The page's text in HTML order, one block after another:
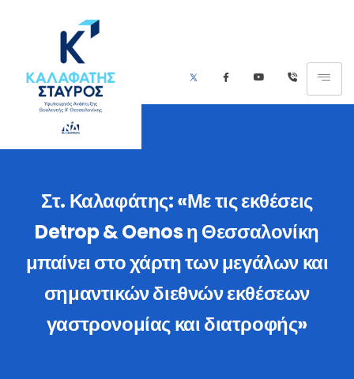
Στ. Καλαφάτης: «Με τις εκθέσεις
Detrop & Oenos η Θεσσαλονίκη
μπαίνει στο χάρτη των μεγάλων και
σημαντικών διεθνών εκθέσεων
γαστρονομίας και διατροφής»